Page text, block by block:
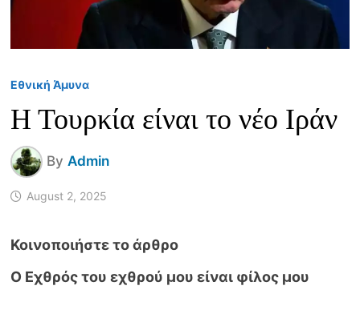
Εθνική Άμυνα
Η Τουρκία είναι το νέο Ιράν
By Admin
August 2, 2025
Ο Εχθρός του εχθρού μου είναι φίλος μου